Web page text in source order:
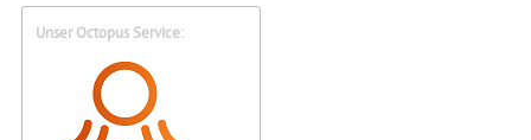
Unser Octopus Service: